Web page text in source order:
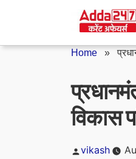
Home »
विकास
Posted
vikash